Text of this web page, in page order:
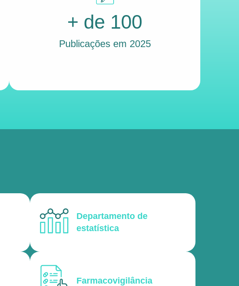
+ de 100
Publicações em 2025
Departamento de
estatística
Farmacovigilância